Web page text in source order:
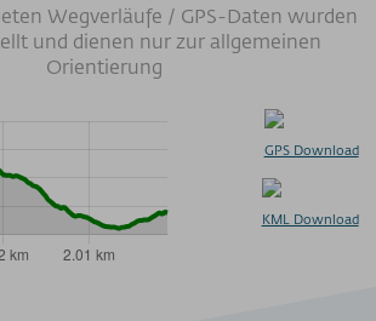
Wegverläufe / GPS-Daten wurden
und dienen nur zur allgemeinen
Orientierung
GPS Download
KML Download